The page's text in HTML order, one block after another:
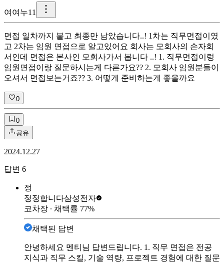
여 여누11
면접 일차까지 붙고 최종만 남았습니다..! 1차는 직무면접이였
고 2차는 임원 면접으로 알고있어요 회사는 모회사의 손자회
서인데 면접은 본사인 모회사가서 봅니다 ..! 1. 직무면접이렁
임원면접이랑 질문하시는게 다른가요?? 2. 모회사 임원분들이
오셔서 면접보는거죠?? 3. 어떻게 준비하는게 좋을까요
0
0
공유
2024.12.27
답변 6
정
정정합니다삼성전자
코차장 ∙ 채택률 77%
채택된 답변
안녕하세요 멘티님 답변드립니다. 1. 직무 면접은 전공
지식과 직무 스킬, 기술 역량, 프로젝트 경험에 대한 질문